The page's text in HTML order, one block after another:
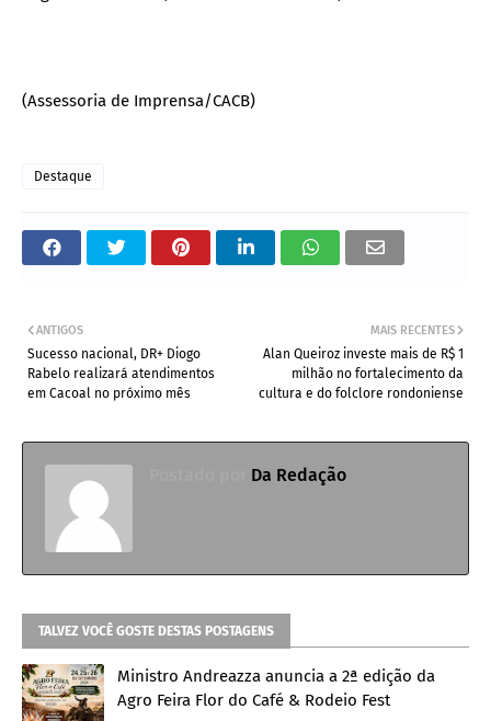
(Assessoria de Imprensa/CACB)
Destaque
MAIS RECENTES
Alan Queiroz investe mais de R$ 1
milhão no fortalecimento da
cultura e do folclore rondoniense
ANTIGOS
​Sucesso nacional, DR+ Diogo
Rabelo realizará atendimentos
em Cacoal no próximo mês
Da Redação
TALVEZ VOCÊ GOSTE DESTAS POSTAGENS
Ministro Andreazza anuncia a 2ª edição da
Agro Feira Flor do Café & Rodeio Fest